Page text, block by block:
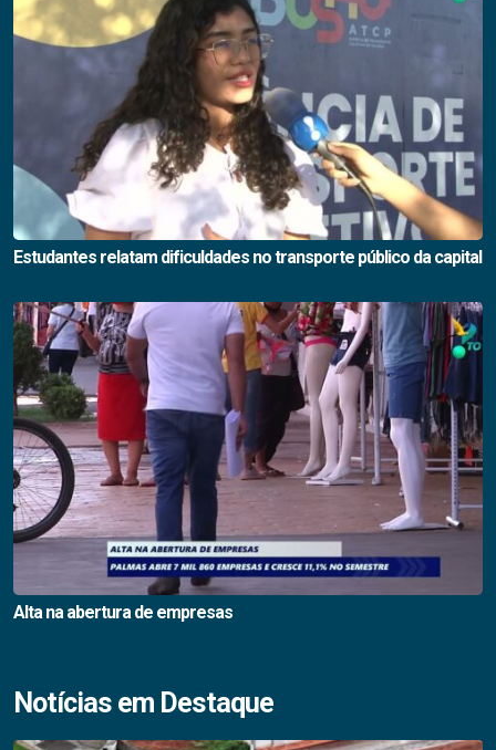
Estudantes relatam dificuldades no transporte público da capital
Alta na abertura de empresas
Notícias em Destaque